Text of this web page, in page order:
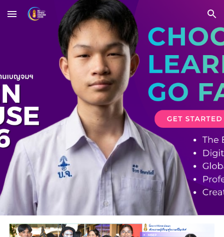
Skip to main content Skip to navigation